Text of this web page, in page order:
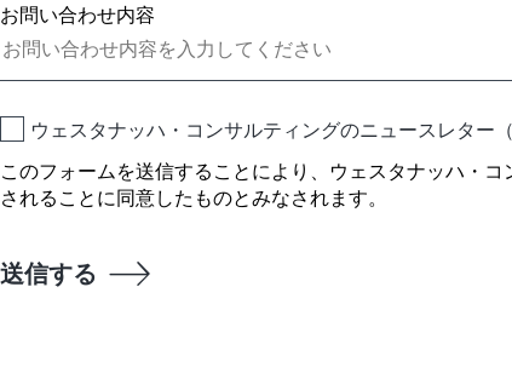
お問い合わせ内容
ウェスタナッハ・コンサルティングのニュースレター
このフォームを送信することにより、ウェスタナッハ・コ
されることに同意したものとみなされます。